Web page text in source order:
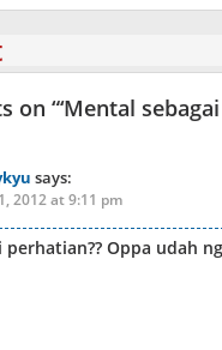
on “‘Mental
says:
2012 at 9:11 pm
perhatian?? Oppa udah